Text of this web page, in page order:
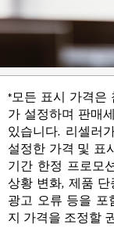
*모든 표시 가격은
가 설정하며 판매
있습니다. 리셀러
설정한 가격 및 표
기간 한정 프로모
상황 변화, 제품 단
광고 오류 등을 포
지 가격을 조정할